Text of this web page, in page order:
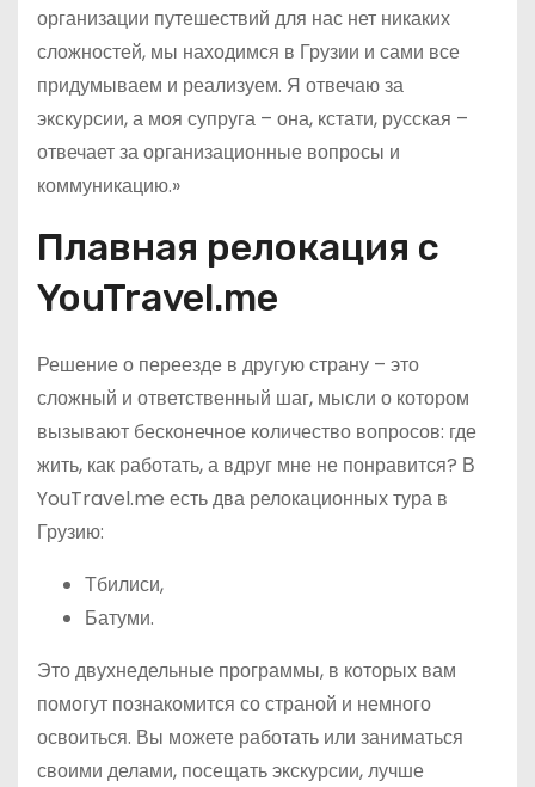
организации путешествий для нас нет никаких
сложностей, мы находимся в Грузии и сами все
придумываем и реализуем. Я отвечаю за
экскурсии, а моя супруга – она, кстати, русская –
отвечает за организационные вопросы и
коммуникацию.»
Плавная релокация с
YouTravel.me
Решение о переезде в другую страну – это
сложный и ответственный шаг, мысли о котором
вызывают бесконечное количество вопросов: где
жить, как работать, а вдруг мне не понравится? В
YouTravel.me есть два релокационных тура в
Грузию:
Тбилиси,
Батуми.
Это двухнедельные программы, в которых вам
помогут познакомится со страной и немного
освоиться. Вы можете работать или заниматься
своими делами, посещать экскурсии, лучше